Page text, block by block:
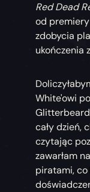
Red Dead
od
zdobycia
ukończenia
White'owi
cały dzień,
czytając
zawarłam
piratami, co